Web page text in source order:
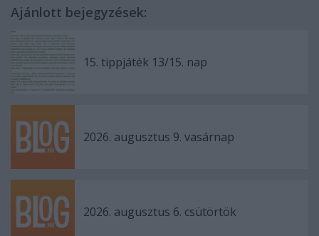
Ajánlott bejegyzések:
15. tippjáték 13/15. nap
2026. augusztus 9. vasárnap
2026. augusztus 6. csütörtök